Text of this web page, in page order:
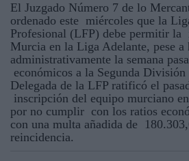
El Juzgado Número 7 de lo
ordenado este miércoles que la
Profesional (LFP) debe permitir la
Murcia en la Liga Adelante, pese a
administrativamente la semana
económicos a la Segunda
Delegada de la LFP ratificó el
inscripción del equipo murciano
por no cumplir con los ratios
con una multa añadida de
reincidencia.